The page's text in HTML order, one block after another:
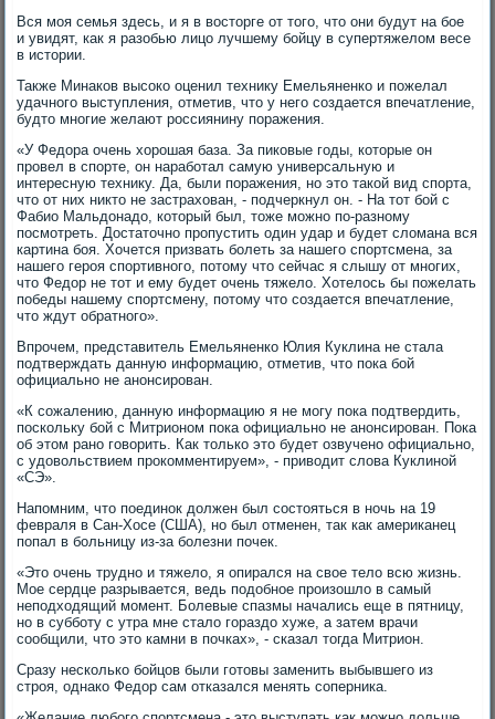
Вся моя семья здесь, и я в восторге от того, что они будут на бое
и увидят, как я разобью лицо лучшему бойцу в супертяжелом весе
в истории.
Также Минаков высоко оценил технику Емельяненко и пожелал
удачного выступления, отметив, что у него создается впечатление,
будто многие желают россиянину поражения.
«У Федора очень хорошая база. За пиковые годы, которые он
провел в спорте, он наработал самую универсальную и
интересную технику. Да, были поражения, но это такой вид спорта,
что от них никто не застрахован, - подчеркнул он. - На тот бой с
Фабио Мальдонадо, который был, тоже можно по-разному
посмотреть. Достаточно пропустить один удар и будет сломана вся
картина боя. Хочется призвать болеть за нашего спортсмена, за
нашего героя спортивного, потому что сейчас я слышу от многих,
что Федор не тот и ему будет очень тяжело. Хотелось бы пожелать
победы нашему спортсмену, потому что создается впечатление,
что ждут обратного».
Впрочем, представитель Емельяненко Юлия Куклина не стала
подтверждать данную информацию, отметив, что пока бой
официально не анонсирован.
«К сожалению, данную информацию я не могу пока подтвердить,
поскольку бой с Митрионом пока официально не анонсирован. Пока
об этом рано говорить. Как только это будет озвучено официально,
с удовольствием прокомментируем», - приводит слова Куклиной
«СЭ».
Напомним, что поединок должен был состояться в ночь на 19
февраля в Сан-Хосе (США), но был отменен, так как американец
попал в больницу из-за болезни почек.
«Это очень трудно и тяжело, я опирался на свое тело всю жизнь.
Мое сердце разрывается, ведь подобное произошло в самый
неподходящий момент. Болевые спазмы начались еще в пятницу,
но в субботу с утра мне стало гораздо хуже, а затем врачи
сообщили, что это камни в почках», - сказал тогда Митрион.
Сразу несколько бойцов были готовы заменить выбывшего из
строя, однако Федор сам отказался менять соперника.